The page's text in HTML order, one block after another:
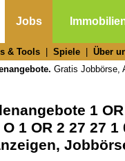
Jobs
& Tools Spiele Über
Gratis Jobbörse,
1
1 OR 2 27 27